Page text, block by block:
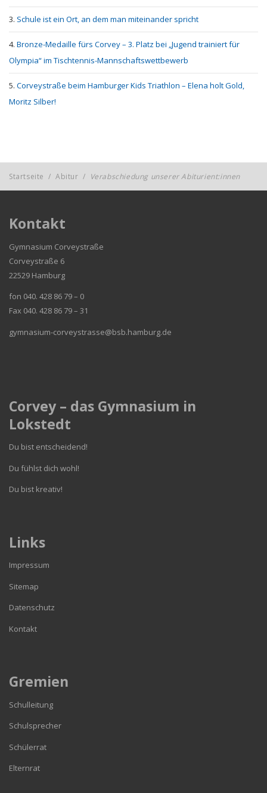
Schule ist ein Ort, an dem man miteinander spricht
Bronze-Medaille fürs Corvey – 3. Platz bei „Jugend trainiert für
Olympia“ im Tischtennis-Mannschaftswettbewerb
Corveystraße beim Hamburger Kids Triathlon – Elena holt Gold,
Moritz Silber!
Startseite / Abitur / Verabschiedung unserer Abiturient:innen
Kontakt
Gymnasium Corveystraße
Corveystraße 6
22529 Hamburg
fon 040. 428 86 79 – 0
Fax 040. 428 86 79 – 31
gymnasium-corveystrasse@bsb.hamburg.de
Corvey – das Gymnasium in
Lokstedt
Du bist entscheidend!
Du fühlst dich wohl!
Du bist kreativ!
Links
Impressum
Sitemap
Datenschutz
Kontakt
Gremien
Schulleitung
Schulsprecher
Schülerrat
Elternrat